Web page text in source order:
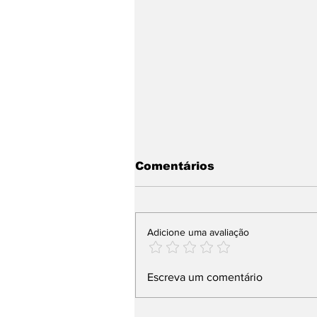
Justiça do Tocantins
protetivas após morte
Comentários
Adicione uma avaliação
Escreva um comentário